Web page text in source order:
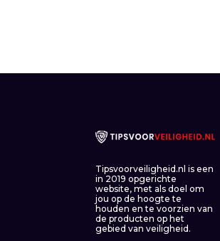
Tipsvoorveiligheid.nl is een
in 2019 opgerichte
website, met als doel om
jou op de hoogte te
houden en te voorzien van
de producten op het
gebied van veiligheid.